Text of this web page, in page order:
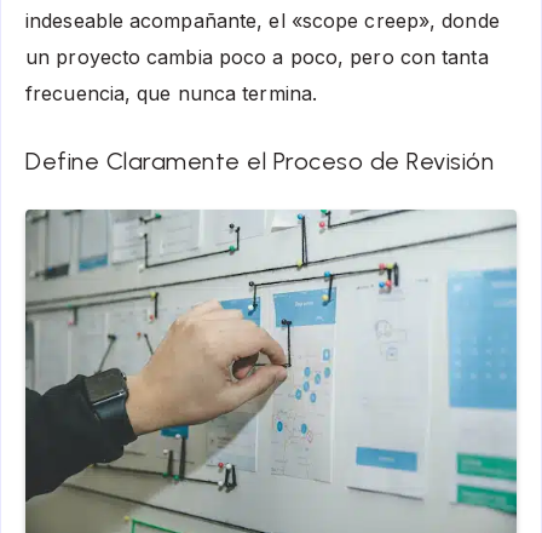
indeseable acompañante, el «scope creep», donde
un proyecto cambia poco a poco, pero con tanta
frecuencia, que nunca termina.
Define Claramente el Proceso de Revisión